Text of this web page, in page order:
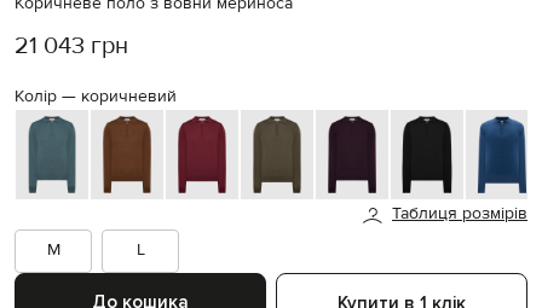
21 043 грн
Колір — коричневий
Таблиця розмірів
M
L
До кошика Купити в 1 клік